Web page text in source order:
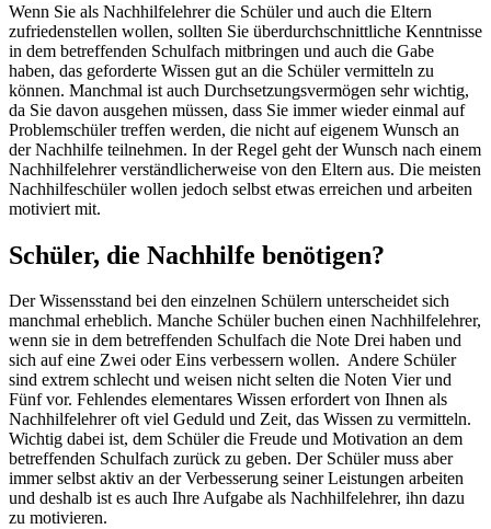
Wenn Sie als Nachhilfelehrer die Schüler und auch die Eltern
zufriedenstellen wollen, sollten Sie überdurchschnittliche Kenntnisse
in dem betreffenden Schulfach mitbringen und auch die Gabe
haben, das geforderte Wissen gut an die Schüler vermitteln zu
können. Manchmal ist auch Durchsetzungsvermögen sehr wichtig,
da Sie davon ausgehen müssen, dass Sie immer wieder einmal auf
Problemschüler treffen werden, die nicht auf eigenem Wunsch an
der Nachhilfe teilnehmen. In der Regel geht der Wunsch nach einem
Nachhilfelehrer verständlicherweise von den Eltern aus. Die meisten
Nachhilfeschüler wollen jedoch selbst etwas erreichen und arbeiten
motiviert mit.
Schüler, die Nachhilfe benötigen?
Der Wissensstand bei den einzelnen Schülern unterscheidet sich
manchmal erheblich. Manche Schüler buchen einen Nachhilfelehrer,
wenn sie in dem betreffenden Schulfach die Note Drei haben und
sich auf eine Zwei oder Eins verbessern wollen. Andere Schüler
sind extrem schlecht und weisen nicht selten die Noten Vier und
Fünf vor. Fehlendes elementares Wissen erfordert von Ihnen als
Nachhilfelehrer oft viel Geduld und Zeit, das Wissen zu vermitteln.
Wichtig dabei ist, dem Schüler die Freude und Motivation an dem
betreffenden Schulfach zurück zu geben. Der Schüler muss aber
immer selbst aktiv an der Verbesserung seiner Leistungen arbeiten
und deshalb ist es auch Ihre Aufgabe als Nachhilfelehrer, ihn dazu
zu motivieren.